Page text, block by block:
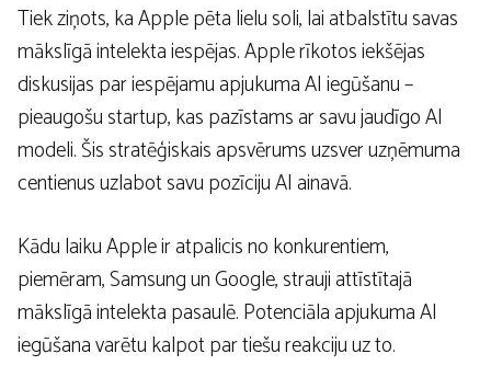
Tiek ziņots, ka Apple pēta lielu soli, lai atbalstītu savas
mākslīgā intelekta iespējas. Apple rīkotos iekšējas
diskusijas par iespējamu apjukuma AI iegūšanu –
pieaugošu startup, kas pazīstams ar savu jaudīgo AI
modeli. Šis stratēģiskais apsvērums uzsver uzņēmuma
centienus uzlabot savu pozīciju AI ainavā.
Kādu laiku Apple ir atpalicis no konkurentiem,
piemēram, Samsung un Google, strauji attīstītajā
mākslīgā intelekta pasaulē. Potenciāla apjukuma AI
iegūšana varētu kalpot par tiešu reakciju uz to.